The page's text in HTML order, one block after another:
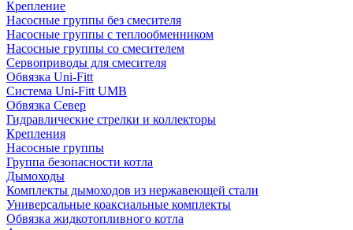
Крепление
Насосные группы без смесителя
Насосные группы с теплообменником
Насосные группы со смесителем
Сервоприводы для смесителя
Обвязка Uni-Fitt
Система Uni-Fitt UMB
Обвязка Север
Гидравлические стрелки и коллекторы
Крепления
Насосные группы
Группа безопасности котла
Дымоходы
Комплекты дымоходов из нержавеющей стали
Универсальные коаксиальные комплекты
Обвязка жидкотопливного котла